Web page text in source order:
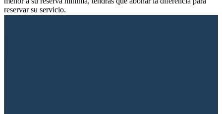
reservar su servicio.